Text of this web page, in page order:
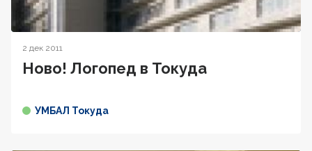
2 дек 2011
Ново! Логопед в Токуда
УМБАЛ Токуда